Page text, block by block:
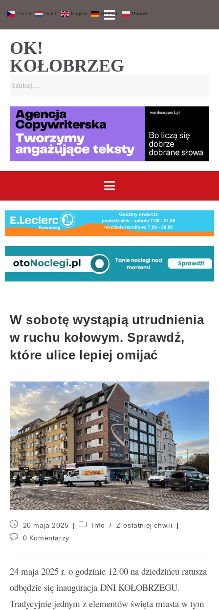
OK!
KOŁOBRZEG
W sobotę wystąpią utrudnienia
w ruchu kołowym. Sprawdź,
które ulice lepiej omijać
20 maja 2025 Info /
Z ostatniej chwili
0 Komentarzy
24 maja 2025 r. o godzinie 12.00 na dziedzińcu ratusza
odbędzie się inauguracja DNI KOŁOBRZEGU.
Tradycyjnie jednym z elementów święta miasta w tym
Czech Dutch English German Polish